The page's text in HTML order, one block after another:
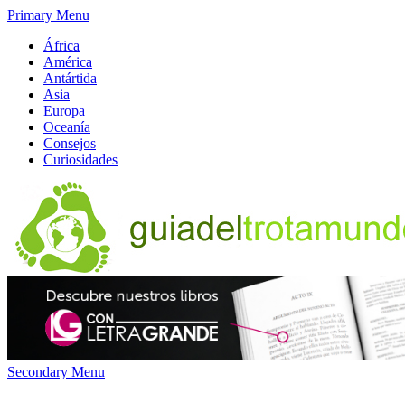
Primary Menu
África
América
Antártida
Asia
Europa
Oceanía
Consejos
Curiosidades
Secondary Menu